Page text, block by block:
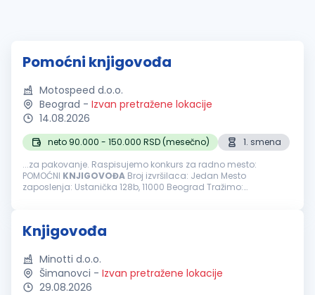
Pomoćni knjigovođa
Motospeed d.o.o.
Beograd - Izvan pretražene lokacije
14.08.2026
neto 90.000 - 150.000 RSD (mesečno)
1. smena
...za pakovanje. Raspisujemo konkurs za radno mesto:
POMOĆNI KNJIGOVOĐA Broj izvršilaca: Jedan Mesto
zaposlenja: Ustanička 128b, 11000 Beograd Tražimo:
Knjigovođa
Minotti d.o.o.
Šimanovci - Izvan pretražene lokacije
29.08.2026